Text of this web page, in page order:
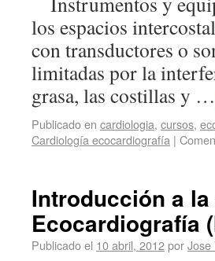
los espacios
con transductores o
limitadas por la
grasa, las costillas y …
Publicado en cardiologia, cursos,
Cardiología ecocardiografía |
Introducción a
Ecocardiografía
Publicado el 10 abril, 2012porJose